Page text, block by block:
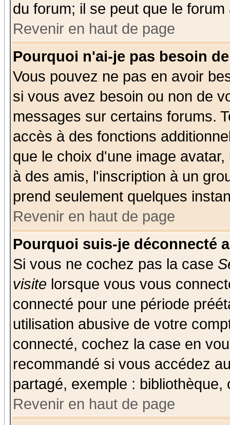
du forum; il se peut que le
Revenir en haut de page
Pourquoi n'ai-je pas besoin
Vous pouvez ne pas en avoir
si vous avez besoin ou non de
messages sur certains forums.
accès à des fonctions
que le choix d'une image
à des amis, l'inscription à un
prend seulement quelques
Revenir en haut de page
Pourquoi suis-je déconnecté
Si vous ne cochez pas la case
visite lorsque vous vous
connecté pour une période
utilisation abusive de votre
connecté, cochez la case en
recommandé si vous accédez
partagé, exemple :
Revenir en haut de page